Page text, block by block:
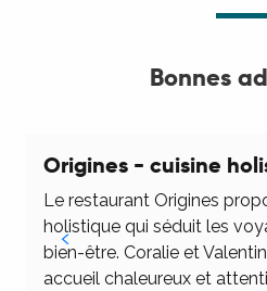
Bonnes
Origines - cuisine
Le restaurant Origines
holistique qui séduit les
bien-être. Coralie et
accueil chaleureux et